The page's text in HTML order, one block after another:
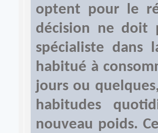
optent pour le
décision ne doit
spécialiste dans
habitué à
jours ou
habitudes
nouveau poids.